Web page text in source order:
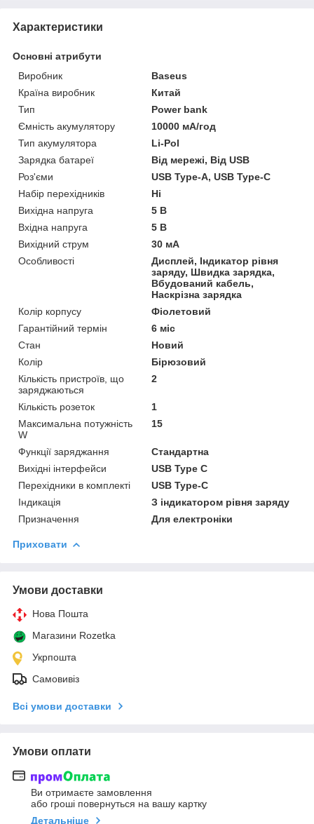
Характеристики
Основні атрибути
Виробник
Baseus
Країна виробник
Китай
Тип
Power bank
Ємність акумулятору
10000 мА/год
Тип акумулятора
Li-Pol
Зарядка батареї
Від мережі, Від USB
Роз'єми
USB Type-A, USB Type-C
Набір перехідників
Ні
Вихідна напруга
5 В
Вхідна напруга
5 В
Вихідний струм
30 мА
Особливості
Дисплей, Індикатор рівня
заряду, Швидка зарядка,
Вбудований кабель,
Наскрізна зарядка
Колір корпусу
Фіолетовий
Гарантійний термін
6 міс
Стан
Новий
Колір
Бірюзовий
Кількість пристроїв, що
заряджаються
2
Кількість розеток
1
Максимальна потужність
W
15
Функції заряджання
Стандартна
Вихідні інтерфейси
USB Type C
Перехідники в комплекті
USB Type-C
Індикація
З індикатором рівня заряду
Призначення
Для електроніки
Приховати
Умови доставки
Нова Пошта
Магазини Rozetka
Укрпошта
Самовивіз
Всі умови доставки
Умови оплати
Ви отримаєте замовлення
або гроші повернуться на вашу картку
Детальніше